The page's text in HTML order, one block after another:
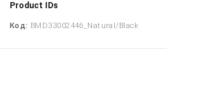
Product IDs
Код: BMD33002446_Natural/Black